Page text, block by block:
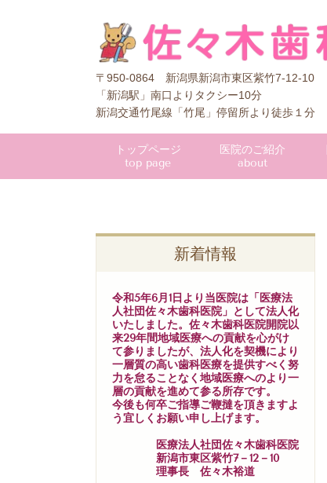
〒950-0864 新潟県新潟市東区紫竹7-12-10
「新潟駅」南口よりタクシー10分
新潟交通竹尾線「竹尾」停留所より徒歩１分
トップページ
top page
医院のご紹介
about
新着情報
令和5年6月1日より当医院は「医療法
人社団佐々木歯科医院」として法人化
いたしました。佐々木歯科医院開院以
来29年間地域医療への貢献を心がけ
て参りましたが、法人化を契機により
一層質の高い歯科医療を提供すべく努
力を怠ることなく地域医療へのより一
層の貢献を進めて参る所存です。
今後も何卒ご指導ご鞭撻を頂きますよ
う宜しくお願い申し上げます。
医療法人社団佐々木歯科医院
新潟市東区紫竹7－12－10
理事長 佐々木裕道